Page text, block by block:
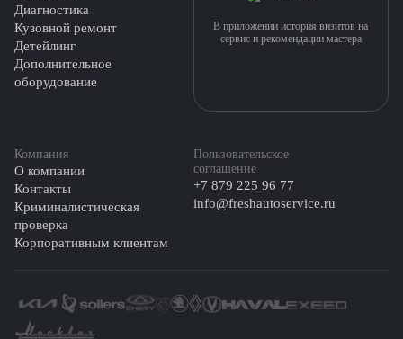
Диагностика
Кузовной ремонт
Детейлинг
Дополнительное
оборудование
Компания
О компании
Контакты
Криминалистическая
проверка
Корпоративным клиентам
Пользовательское
соглашение
+7 879 225 96 77
info@freshautoservice.ru
В приложении история визитов на
сервис и рекомендации мастера